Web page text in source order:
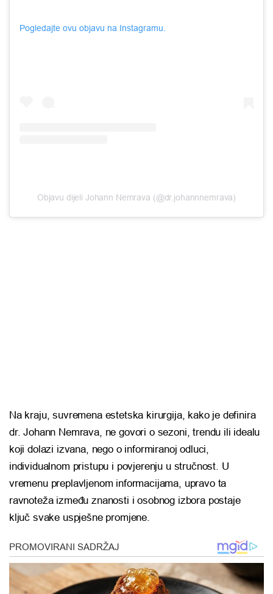
Pogledajte ovu objavu na Instagramu.
Objavu dijeli Johann Nemrava (@dr.johannnemrava)
Na kraju, suvremena estetska kirurgija, kako je definira
dr. Johann Nemrava, ne govori o sezoni, trendu ili idealu
koji dolazi izvana, nego o informiranoj odluci,
individualnom pristupu i povjerenju u stručnost. U
vremenu preplavljenom informacijama, upravo ta
ravnoteža između znanosti i osobnog izbora postaje
ključ svake uspješne promjene.